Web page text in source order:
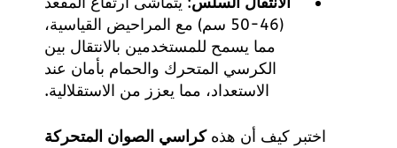
(46-50 سم) مع المراحيض القياسية،
مما يسمح للمستخدمين بالانتقال بين
الكرسي المتحرك والحمام بأمان عند
الاستعداد، مما يعزز من الاستقلالية.
اختبر كيف أن هذهكراسي الصوان المتحركة